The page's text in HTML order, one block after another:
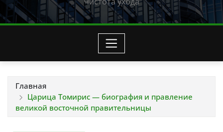
Главная
Царица Томирис — биография и правление
великой восточной правительницы